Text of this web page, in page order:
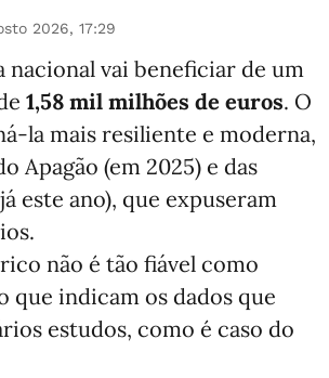
2026, 17:29
nacional vai beneficiar de um
1,58 mil milhões de euros. O
la mais resiliente e moderna,
Apagão (em 2025) e das
este ano), que expuseram
não é tão fiável como
que indicam os dados que
estudos, como é caso do